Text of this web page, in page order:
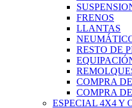
FRENOS
LLANTAS
RESTO DE
COMPRA
COMPRA
ESPECIAL 4X4 Y